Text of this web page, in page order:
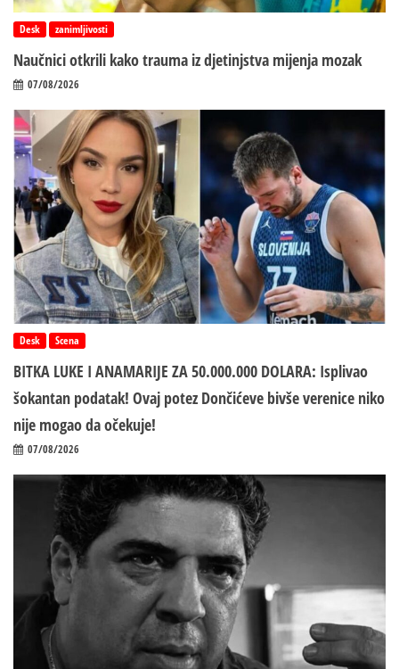
Desk zanimljivosti
Naučnici otkrili kako trauma iz d‌jetinjstva mijenja mozak
07/08/2026
Desk Scena
BITKA LUKE I ANAMARIJE ZA 50.000.000 DOLARA: Isplivao
šokantan podatak! Ovaj potez Dončićeve bivše verenice niko
nije mogao da očekuje!
07/08/2026